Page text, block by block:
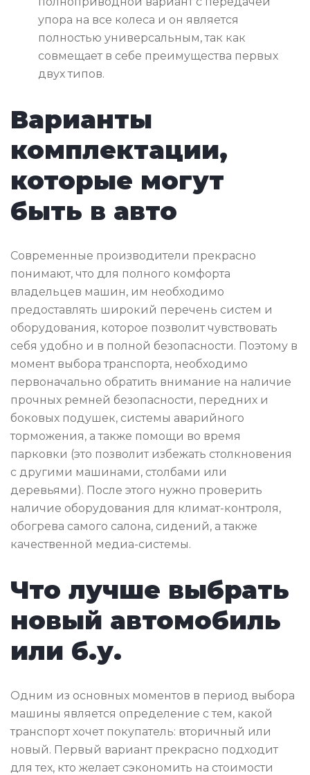
упора на все колеса и он является
полностью универсальным, так как
совмещает в себе преимущества первых
двух типов.
Варианты
комплектации,
которые могут
быть в авто
Современные производители прекрасно
понимают, что для полного комфорта
владельцев машин, им необходимо
предоставлять широкий перечень систем и
оборудования, которое позволит чувствовать
себя удобно и в полной безопасности. Поэтому в
момент выбора транспорта, необходимо
первоначально обратить внимание на наличие
прочных ремней безопасности, передних и
боковых подушек, системы аварийного
торможения, а также помощи во время
парковки (это позволит избежать столкновения
с другими машинами, столбами или
деревьями). После этого нужно проверить
наличие оборудования для климат-контроля,
обогрева самого салона, сидений, а также
качественной медиа-системы.
Что лучше выбрать
новый автомобиль
или б.у.
Одним из основных моментов в период выбора
машины является определение с тем, какой
транспорт хочет покупатель: вторичный или
новый. Первый вариант прекрасно подходит
для тех, кто желает сэкономить на стоимости